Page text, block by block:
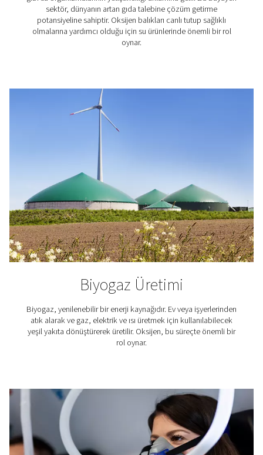
Oksijen sağlayan en yaygın makine tipine Basınç
adsorpsiyon (PSA) jeneratörleri denir. Tipik
basınçlandırma için iki zeolit adsorpsiyon silindiri
havada bulunan% 78 azot ve% 21 oksijeni
kullanımını en aza indirmek için kullanılır. Nitrojen
her tamburda optimum hava basıncı için genellikle
yapılır. Daha fazla verimlilik için PPOG HE modelimiz
olarak değişken hava akışı sağlar.
Oksijen akışının hazır olmasını sağlamak için,
yüksek) talep için gaz toplamak için bir depolama
Jeneratör, hava kompresörü, kurutucu ve borular
üzere tüm bu ekipmanlar minimum ayak izi için
Pneumatech'in jeneratörleri mevcut kurulumunuzu
içindir.
Hangi uygulamalar
gerektirir?
Sayısız endüstriyel ve profesyonel uygulamada oksijen